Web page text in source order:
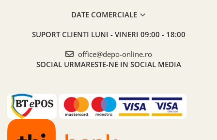
DATE COMERCIALE
SUPORT CLIENTI LUNI - VINERI 09:00 - 18:00
office@depo-online.ro
SOCIAL URMARESTE-NE IN SOCIAL MEDIA